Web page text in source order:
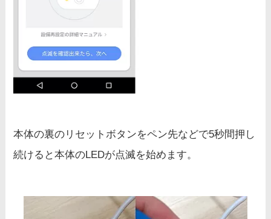
本体の裏のリセットボタンをペン先などで5秒間押し
続けると本体のLEDが点滅を始めます。